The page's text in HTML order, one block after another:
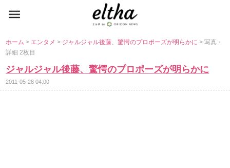
ホーム> エンタメ> ジャルジャル後藤、驚愕のプロポーズが明らかに> 写真・
詳細 2枚目
ジャルジャル後藤、驚愕のプロポーズが明らかに
2011-05-28 04:00